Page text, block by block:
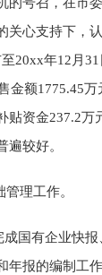
关心支持下，
20xx年12月
金额1775.45
贴资金237.2万
遍较好。
理工作。
成国有企业快
年报的编制工